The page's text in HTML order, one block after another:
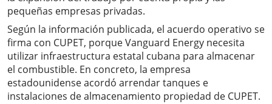
pequeñas empresas privadas.
Según la información publicada, el acuerdo operativo se
firma con CUPET, porque Vanguard Energy necesita
utilizar infraestructura estatal cubana para almacenar
el combustible. En concreto, la empresa
estadounidense acordó arrendar tanques e
instalaciones de almacenamiento propiedad de CUPET.